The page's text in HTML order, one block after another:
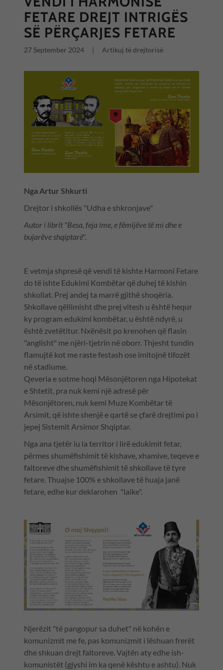
FETARE DREJT INTRIGËS
SË PËRÇARJES FETARE
27 September 2024 | Artikuj të drejtorisë
Nga Artur Shkurti
Drejtor i shkollës "Udha e shkronjave"
Autor i librit "Besa, feja ime, e fëmijëve të mi dhe e
bujarëve shqiptarë".
E vetmja shpresë që vendi të kishte Harmoni Fetare
do të ishte Edukimi Kombëtar që duhej të kishin
shkollat. Prej andej ta marrë gjithë shoqëria.
Shkollave qëllimisht dhe prej vitesh u është hequr
ky program edukimi kombëtar, u është ndyrë, u
është zvetëtitur. Nxënësit po krenohen që flasin
"anglisht" me njëri-tjetrin në oborr. Thjesht tundin
flamujtë kot me raste festash ose imitojnë tifozët
në stadiume.
Qeveria e sotme hoqi Mësonjëtoren nga Hipotekat
e Shtetit, pra nuk kemi një adresë për
Mësonjëtoren, nuk kemi Muze Kombëtar të
Arsimit, që ishte shenjë e qartë se çfarë drejtimi po i
jepej Sistemit Arsimor Shqiptar.
Nga ana tjetër iu la territor i lirë edukimit fetar,
përmes shumëfishimit të kishave, xhamive, teqeve e
faltoreve dhe shumëfishimit të shkollave të tyre
fetare. Thuajse 100% e shkollave të huaja janë
fetare, edhe kur deklarohen "laike".
Njerëzit "të pangopur sa duhet" në kohën e
komunizmit me fe, pas komunizmit i lëshuan frerët
dhe shkuan drejt faltoreve. Vajtën aty edhe ish-
komunistët (gjyshi im ka qenë kështu e ashtu). Nuk